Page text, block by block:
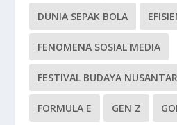
DUNIA SEPAK BOLA
FENOMENA SOSIAL MEDIA
FESTIVAL BUDAYA
FORMULA E GEN Z